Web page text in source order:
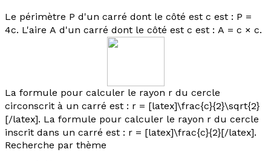
Le périmètre P d'un carré dont le côté est c est : P =
4c. L'aire A d'un carré dont le côté est c est : A = c × c.
La formule pour calculer le rayon r du cercle
circonscrit à un carré est : r = [latex]\frac{c}{2}\sqrt{2}
[/latex]. La formule pour calculer le rayon r du cercle
inscrit dans un carré est : r = [latex]\frac{c}{2}[/latex].
Recherche par thème